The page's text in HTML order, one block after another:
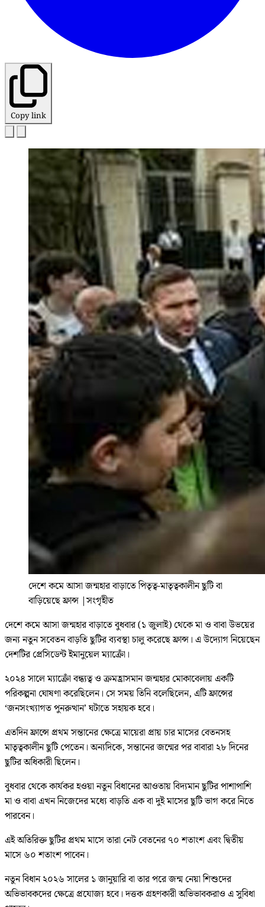
Copy link
দেশে কমে আসা জন্মহার বাড়াতে পিতৃত্ব-মাতৃত্বকালীন ছুটি বা
বাড়িয়েছে ফ্রান্স |সংগৃহীত
দেশে কমে আসা জন্মহার বাড়াতে বুধবার (১ জুলাই) থেকে মা ও বাবা উভয়ের
জন্য নতুন সবেতন বাড়তি ছুটির ব্যবস্থা চালু করেছে ফ্রান্স। এ উদ্যোগ নিয়েছেন
দেশটির প্রেসিডেন্ট ইমানুয়েল ম্যাক্রোঁ।
২০২৪ সালে ম্যাক্রোঁ বন্ধ্যত্ব ও ক্রমহ্রাসমান জন্মহার মোকাবেলায় একটি
পরিকল্পনা ঘোষণা করেছিলেন। সে সময় তিনি বলেছিলেন, এটি ফ্রান্সের
‘জনসংখ্যাগত পুনরুত্থান’ ঘটাতে সহায়ক হবে।
এতদিন ফ্রান্সে প্রথম সন্তানের ক্ষেত্রে মায়েরা প্রায় চার মাসের বেতনসহ
মাতৃত্বকালীন ছুটি পেতেন। অন্যদিকে, সন্তানের জন্মের পর বাবারা ২৮ দিনের
ছুটির অধিকারী ছিলেন।
বুধবার থেকে কার্যকর হওয়া নতুন বিধানের আওতায় বিদ্যমান ছুটির পাশাপাশি
মা ও বাবা এখন নিজেদের মধ্যে বাড়তি এক বা দুই মাসের ছুটি ভাগ করে নিতে
পারবেন।
এই অতিরিক্ত ছুটির প্রথম মাসে তারা নেট বেতনের ৭০ শতাংশ এবং দ্বিতীয়
মাসে ৬০ শতাংশ পাবেন।
নতুন বিধান ২০২৬ সালের ১ জানুয়ারি বা তার পরে জন্ম নেয়া শিশুদের
অভিভাবকদের ক্ষেত্রে প্রযোজ্য হবে। দত্তক গ্রহণকারী অভিভাবকরাও এ সুবিধা